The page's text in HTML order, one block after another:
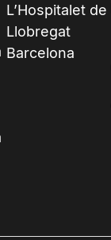
L’Hospitalet de
Llobregat
Barcelona